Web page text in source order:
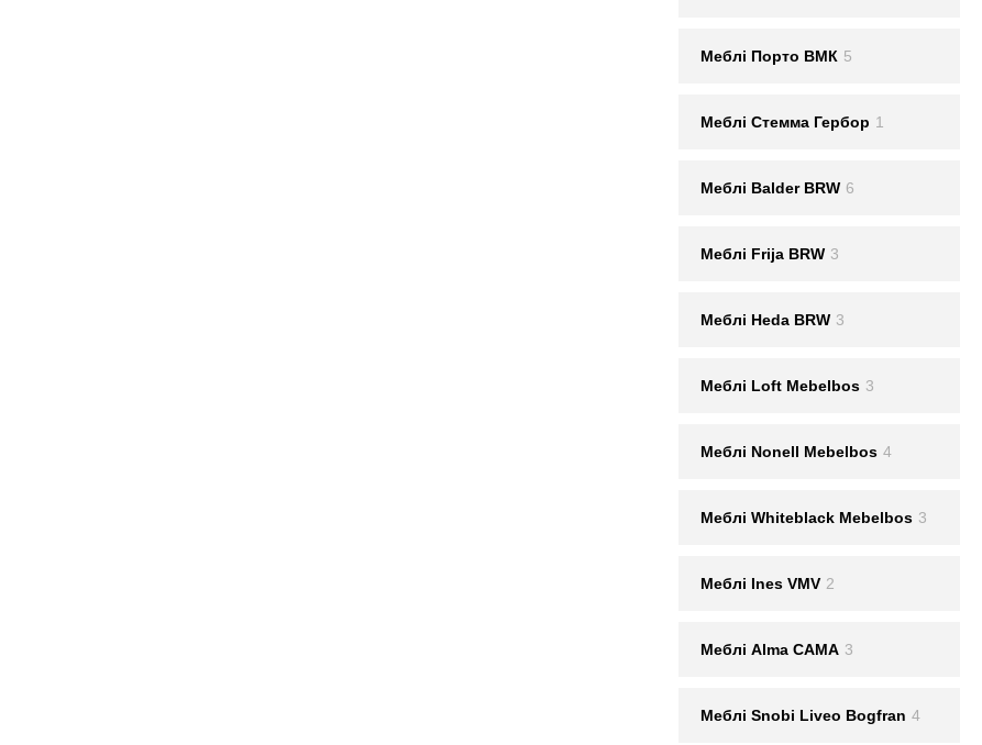
Меблi Порто ВМК 5
Меблi Стемма Гербор 1
Меблі Balder BRW 6
Меблі Frija BRW 3
Меблі Heda BRW 3
Меблі Loft Mebelbos 3
Меблі Nonell Mebelbos 4
Меблі Whiteblack Mebelbos 3
Меблi Ines VMV 2
Меблі Alma CAMA 3
Меблi Snobi Liveo Bogfran 4